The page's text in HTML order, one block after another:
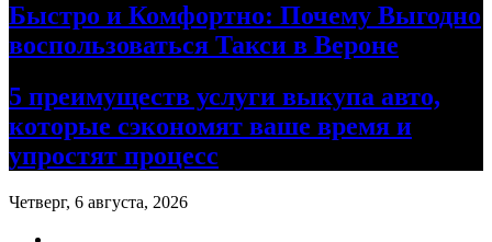
Быстро и Комфортно: Почему Выгодно
воспользоваться Такси в Вероне
5 преимуществ услуги выкупа авто,
которые сэкономят ваше время и
упростят процесс
Четверг, 6 августа, 2026